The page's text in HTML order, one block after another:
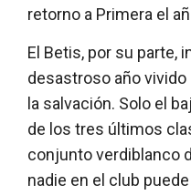
retorno a Primera el
El Betis, por su parte,
desastroso año vivido
la salvación. Solo el
de los tres últimos
conjunto verdiblanco
nadie en el club